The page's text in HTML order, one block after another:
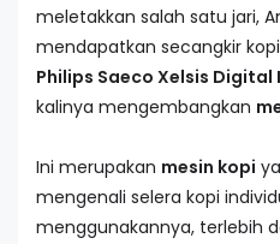
meletakkan salah satu jari,
mendapatkan secangkir
Philips Saeco Xelsis Digital
kalinya mengembangkan
Ini merupakan mesin kopi
mengenali selera kopi
menggunakannya, terlebih